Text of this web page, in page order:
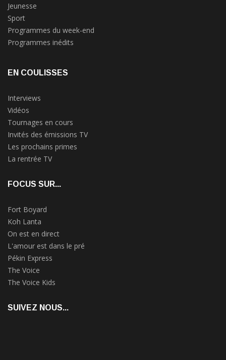
Jeunesse
Sport
Programmes du week-end
Programmes inédits
EN COULISSES
Interviews
Vidéos
Tournages en cours
Invités des émissions TV
Les prochains primes
La rentrée TV
FOCUS SUR...
Fort Boyard
Koh Lanta
On est en direct
L'amour est dans le pré
Pékin Express
The Voice
The Voice Kids
SUIVEZ NOUS...